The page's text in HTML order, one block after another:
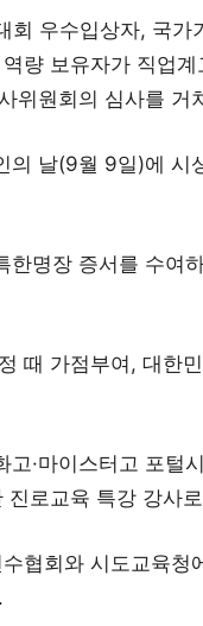
회 우수입상자, 국
량 보유자가 직업
위원회의 심사를 거
의 날(9월 9일)에 시
한명장 증서를 수여
때 가점부여, 대한
고·마이스터고 포
진로교육 특강 강사
협회와 시도교육